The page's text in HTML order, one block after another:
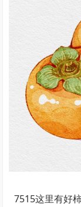
7515这里有好